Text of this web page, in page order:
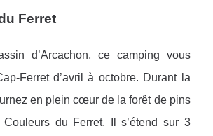
Ferret
d’Arcachon, ce camping vous
Ferret d’avril à octobre. Durant la
en plein cœur de la forêt de pins
du Ferret. Il s’étend sur 3